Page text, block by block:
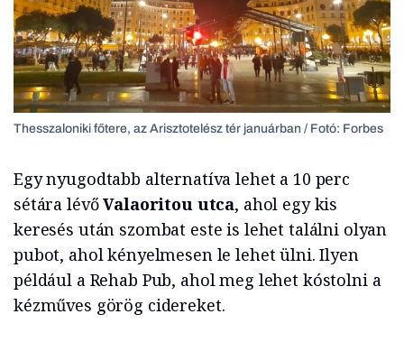
Thesszaloniki főtere, az Arisztotelész tér januárban / Fotó: Forbes
Egy nyugodtabb alternatíva lehet a 10 perc
sétára lévőValaoritou utca, ahol egy kis
keresés után szombat este is lehet találni olyan
pubot, ahol kényelmesen le lehet ülni. Ilyen
például a Rehab Pub, ahol meg lehet kóstolni a
kézműves görög cidereket.